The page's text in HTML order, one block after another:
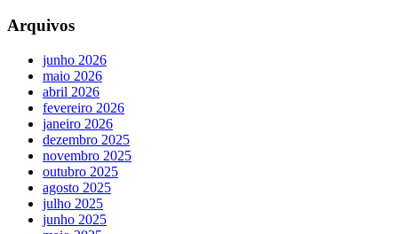
Arquivos
junho 2026
maio 2026
abril 2026
fevereiro 2026
janeiro 2026
dezembro 2025
novembro 2025
outubro 2025
agosto 2025
julho 2025
junho 2025